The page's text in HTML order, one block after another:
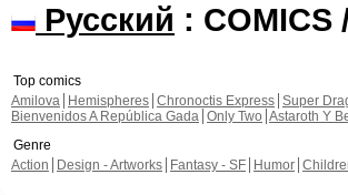
Русский : COMICS
Top comics
Amilova
Hemispheres Chronoctis Express Super
Bienvenidos A República Gada Only Two Astaroth Y
Genre
Action
Design - Artworks Fantasy - SF Humor